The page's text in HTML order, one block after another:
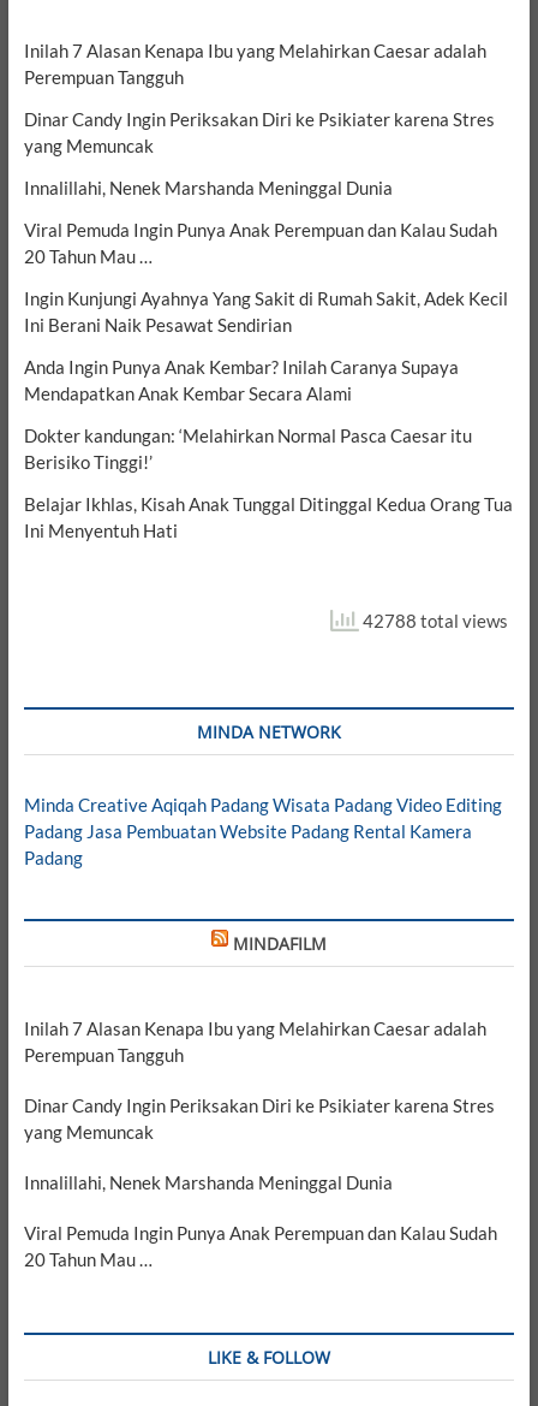
Inilah 7 Alasan Kenapa Ibu yang Melahirkan Caesar adalah
Perempuan Tangguh
Dinar Candy Ingin Periksakan Diri ke Psikiater karena Stres
yang Memuncak
Innalillahi, Nenek Marshanda Meninggal Dunia
Viral Pemuda Ingin Punya Anak Perempuan dan Kalau Sudah
20 Tahun Mau …
Ingin Kunjungi Ayahnya Yang Sakit di Rumah Sakit, Adek Kecil
Ini Berani Naik Pesawat Sendirian
Anda Ingin Punya Anak Kembar? Inilah Caranya Supaya
Mendapatkan Anak Kembar Secara Alami
Dokter kandungan: ‘Melahirkan Normal Pasca Caesar itu
Berisiko Tinggi!’
Belajar Ikhlas, Kisah Anak Tunggal Ditinggal Kedua Orang Tua
Ini Menyentuh Hati
42788 total views
MINDA NETWORK
Minda CreativeAqiqah PadangWisata PadangVideo Editing
Padang Jasa Pembuatan Website Padang Rental Kamera
Padang
MINDAFILM
Inilah 7 Alasan Kenapa Ibu yang Melahirkan Caesar adalah
Perempuan Tangguh
Dinar Candy Ingin Periksakan Diri ke Psikiater karena Stres
yang Memuncak
Innalillahi, Nenek Marshanda Meninggal Dunia
Viral Pemuda Ingin Punya Anak Perempuan dan Kalau Sudah
20 Tahun Mau …
LIKE & FOLLOW